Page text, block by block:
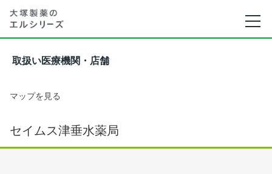
取扱い医療機関・店舗
マップを見る
セイムス津垂水薬局